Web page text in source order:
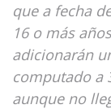
que a fecha
16 o más
adicionarán
computado a
aunque no